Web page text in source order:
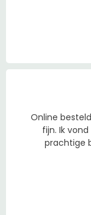
Online
fijn. Ik
prachtige